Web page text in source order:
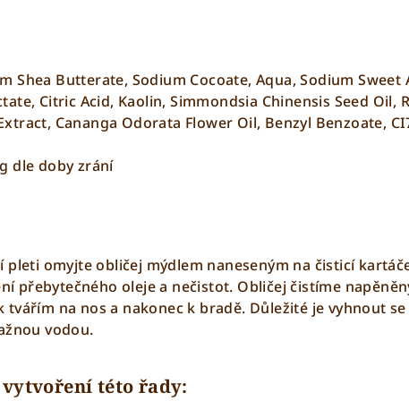
Shea Butterate, Sodium Cocoate, Aqua, Sodium
Citric Acid, Kaolin, Simmondsia Chinensis Seed Oil,
Cananga Odorata Flower Oil, Benzyl Benzoate,
dle doby zrání
pleti omyjte obličej mýdlem naneseným na čisticí
přebytečného oleje a nečistot. Obličej čistíme
tvářím na nos a nakonec k bradě. Důležité je vyhnout
vodou.
této řady: